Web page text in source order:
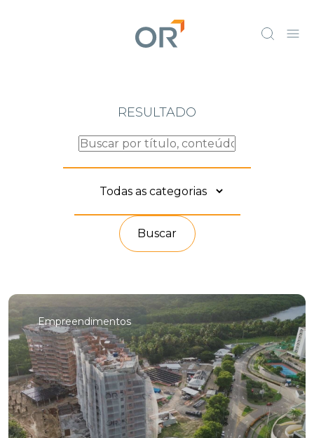
RESULTADO
Buscar
Empreendimentos